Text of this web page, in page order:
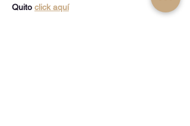
Quito click aquí